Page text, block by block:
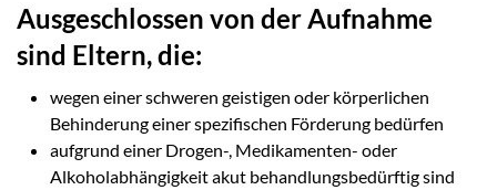
Ausgeschlossen von der Aufnahme
sind Eltern, die:
wegen einer schweren geistigen oder körperlichen
Behinderung einer spezifischen Förderung bedürfen
aufgrund einer Drogen-, Medikamenten- oder
Alkoholabhängigkeit akut behandlungsbedürftig sind